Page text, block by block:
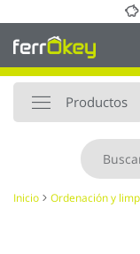
al
contenido
Productos
Inicio Ordenación y